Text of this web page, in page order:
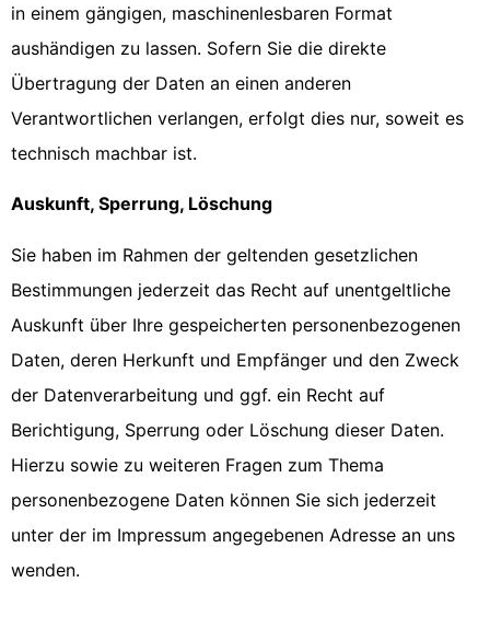
in einem gängigen, maschinenlesbaren Format
aushändigen zu lassen. Sofern Sie die direkte
Übertragung der Daten an einen anderen
Verantwortlichen verlangen, erfolgt dies nur, soweit es
technisch machbar ist.
Auskunft, Sperrung, Löschung
Sie haben im Rahmen der geltenden gesetzlichen
Bestimmungen jederzeit das Recht auf unentgeltliche
Auskunft über Ihre gespeicherten personenbezogenen
Daten, deren Herkunft und Empfänger und den Zweck
der Datenverarbeitung und ggf. ein Recht auf
Berichtigung, Sperrung oder Löschung dieser Daten.
Hierzu sowie zu weiteren Fragen zum Thema
personenbezogene Daten können Sie sich jederzeit
unter der im Impressum angegebenen Adresse an uns
wenden.